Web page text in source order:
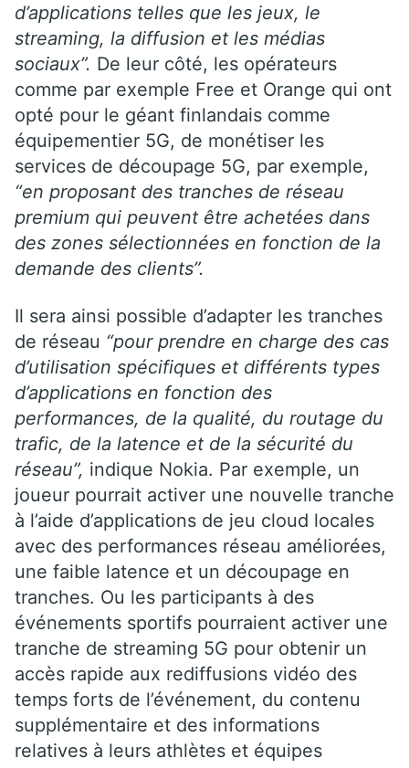
d’applications telles que les jeux, le
streaming, la diffusion et les médias
sociaux”. De leur côté, les opérateurs
comme par exemple Free et Orange qui ont
opté pour le géant finlandais comme
équipementier 5G, de monétiser les
services de découpage 5G, par exemple,
“en proposant des tranches de réseau
premium qui peuvent être achetées dans
des zones sélectionnées en fonction de la
demande des clients”.
Il sera ainsi possible d’adapter les tranches
de réseau “pour prendre en charge des cas
d’utilisation spécifiques et différents types
d’applications en fonction des
performances, de la qualité, du routage du
trafic, de la latence et de la sécurité du
réseau”, indique Nokia. Par exemple, un
joueur pourrait activer une nouvelle tranche
à l’aide d’applications de jeu cloud locales
avec des performances réseau améliorées,
une faible latence et un découpage en
tranches. Ou les participants à des
événements sportifs pourraient activer une
tranche de streaming 5G pour obtenir un
accès rapide aux rediffusions vidéo des
temps forts de l’événement, du contenu
supplémentaire et des informations
relatives à leurs athlètes et équipes